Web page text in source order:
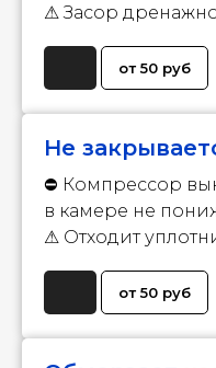
⚠ Засор
от 50 руб
Не
⛔ Компрессор
в камере не
⚠ Отходит
от 50 руб